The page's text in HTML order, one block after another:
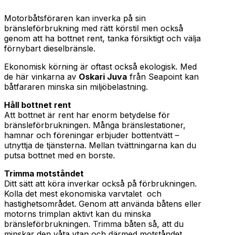
Motorbåtsföraren kan inverka på sin
bränsleförbrukning med rätt körstil men också
genom att ha bottnet rent, tanka försiktigt och välja
förnybart dieselbränsle.
Ekonomisk körning är oftast också ekologisk. Med
de här vinkarna av Oskari Juva från Seapoint kan
båtfararen minska sin miljöbelastning.
Håll bottnet rent
Att bottnet är rent har enorm betydelse för
bränsleförbrukningen. Många bränslestationer,
hamnar och föreningar erbjuder bottentvätt –
utnyttja de tjänsterna. Mellan tvättningarna kan du
putsa bottnet med en borste.
Trimma motståndet
Ditt sätt att köra inverkar också på förbrukningen.
Kolla det mest ekonomiska varvtalet och
hastighetsområdet. Genom att använda båtens eller
motorns trimplan aktivt kan du minska
bränsleförbrukningen. Trimma båten så, att du